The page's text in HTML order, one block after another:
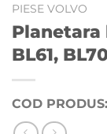
PIESE VOLVO
BL61,
COD